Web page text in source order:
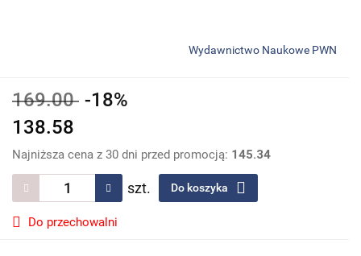
Wydawnictwo Naukowe PWN
169.00 -18%
138.58
Najniższa cena z 30 dni przed promocją: 145.34
szt. Do koszyka
Do przechowalni